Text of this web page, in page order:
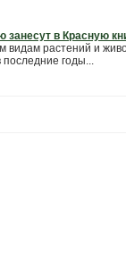
в Красную
видам растений и
последние годы...